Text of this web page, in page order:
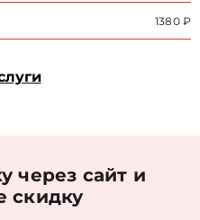
1380 ₽
через сайт и
скидку